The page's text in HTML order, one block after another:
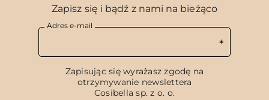
Zapisz się i bądź z nami na bieżąco
Adres e-mail
Zapisując się wyrażasz zgodę na
otrzymywanie newslettera
Cosibella sp. z o. o.